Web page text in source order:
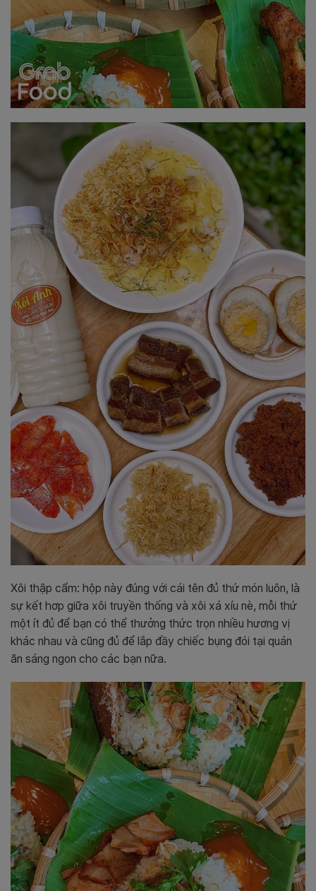
Xôi thập cẩm: hộp này đúng với cái tên đủ thứ món luôn, là
sự kết hơp giữa xôi truyền thống và xôi xá xíu nè, mỗi thứ
một ít đủ để bạn có thể thưởng thức trọn nhiều hương vị
khác nhau và cũng đủ để lắp đầy chiếc bụng đói tại quán
ăn sáng ngon cho các bạn nữa.